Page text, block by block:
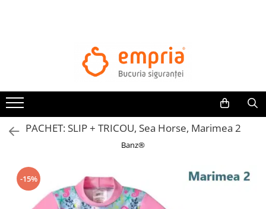
Bariere protectie pentru pat
Protectii mobilier
Protectie colturi mobila copii
Sigurante pentru sertare si usi
Sigurante geamuri si usi glisante
PACHET: SLIP + TRICOU, Sea Horse, Marimea 2
Banz®
-15%